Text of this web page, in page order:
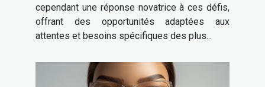
cependant une réponse novatrice à ces défis,
offrant des opportunités adaptées aux
attentes et besoins spécifiques des plus...